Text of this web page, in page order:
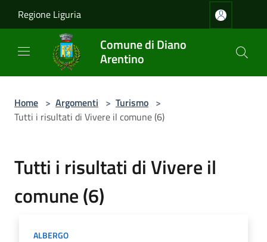
Regione Liguria
Comune di Diano
Arentino
Home > Argomenti > Turismo >
Tutti i risultati di Vivere il comune (6)
Tutti i risultati di Vivere il
comune (6)
ALBERGO